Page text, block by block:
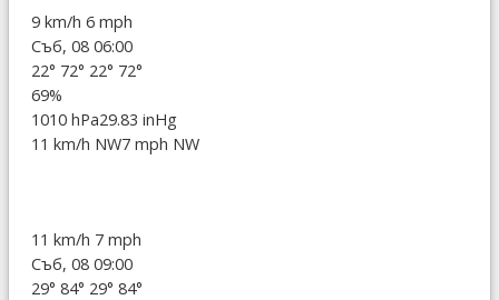
9 km/h 6 mph
Съб, 08 06:00
22° 72° 22° 72°
69%
1010 hPa29.83 inHg
11 km/h NW7 mph NW
11 km/h 7 mph
Съб, 08 09:00
29° 84° 29° 84°